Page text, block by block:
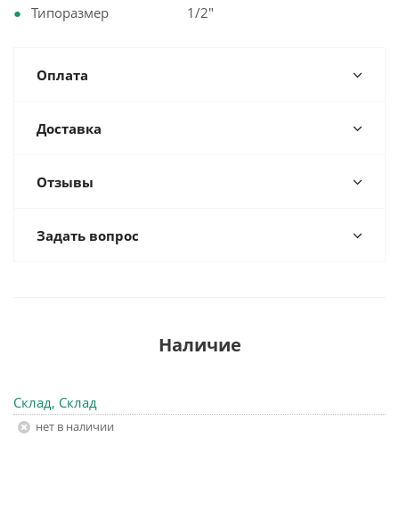
Типоразмер 1/2"
Оплата
Доставка
Отзывы
Задать вопрос
Наличие
Склад, Склад
Нет в наличии